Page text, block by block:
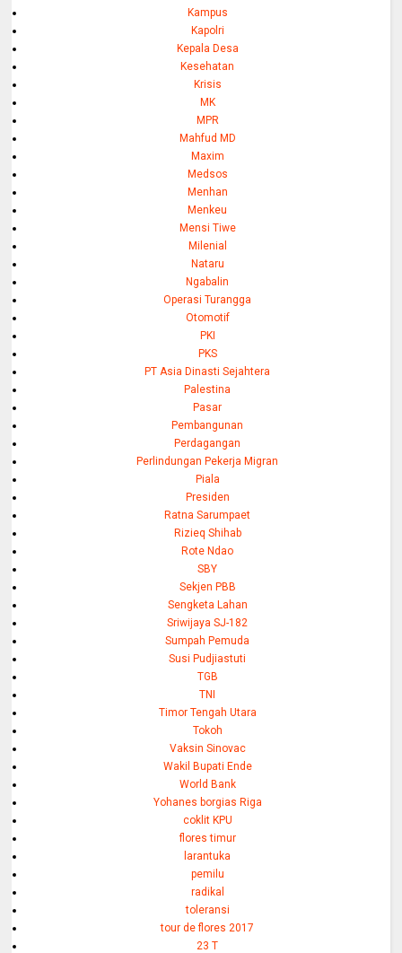
Kampus
Kapolri
Kepala Desa
Kesehatan
Krisis
MK
MPR
Mahfud MD
Maxim
Medsos
Menhan
Menkeu
Mensi Tiwe
Milenial
Nataru
Ngabalin
Operasi Turangga
Otomotif
PKI
PKS
PT Asia Dinasti Sejahtera
Palestina
Pasar
Pembangunan
Perdagangan
Perlindungan Pekerja Migran
Piala
Presiden
Ratna Sarumpaet
Rizieq Shihab
Rote Ndao
SBY
Sekjen PBB
Sengketa Lahan
Sriwijaya SJ-182
Sumpah Pemuda
Susi Pudjiastuti
TGB
TNI
Timor Tengah Utara
Tokoh
Vaksin Sinovac
Wakil Bupati Ende
World Bank
Yohanes borgias Riga
coklit KPU
flores timur
larantuka
pemilu
radikal
toleransi
tour de flores 2017
23 T